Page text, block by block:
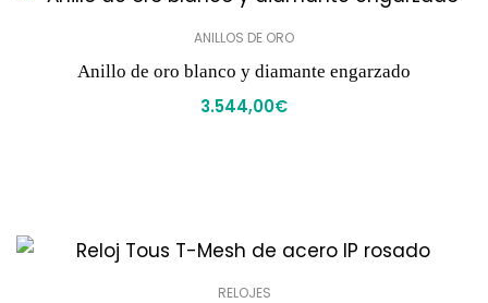
ANILLOS DE ORO
Anillo de oro blanco y diamante engarzado
3.544,00€
RELOJES